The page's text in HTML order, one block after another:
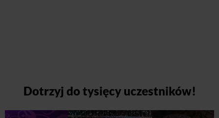
Dotrzyj do tysięcy uczestników!